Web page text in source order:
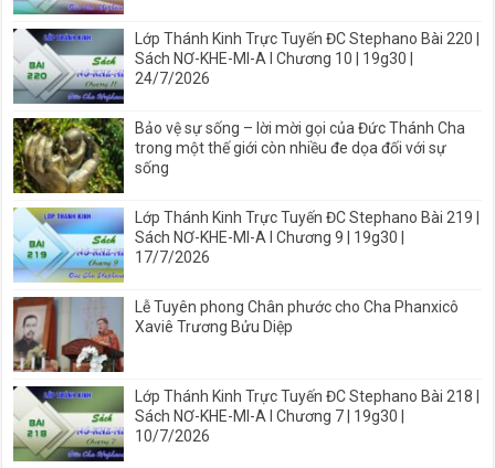
Lớp Thánh Kinh Trực Tuyến ĐC Stephano Bài 220 |
Sách NƠ-KHE-MI-A I Chương 10 | 19g30 |
24/7/2026
Bảo vệ sự sống – lời mời gọi của Đức Thánh Cha
trong một thế giới còn nhiều đe dọa đối với sự
sống
Lớp Thánh Kinh Trực Tuyến ĐC Stephano Bài 219 |
Sách NƠ-KHE-MI-A I Chương 9 | 19g30 |
17/7/2026
Lễ Tuyên phong Chân phước cho Cha Phanxicô
Xaviê Trương Bửu Diệp
Lớp Thánh Kinh Trực Tuyến ĐC Stephano Bài 218 |
Sách NƠ-KHE-MI-A I Chương 7 | 19g30 |
10/7/2026